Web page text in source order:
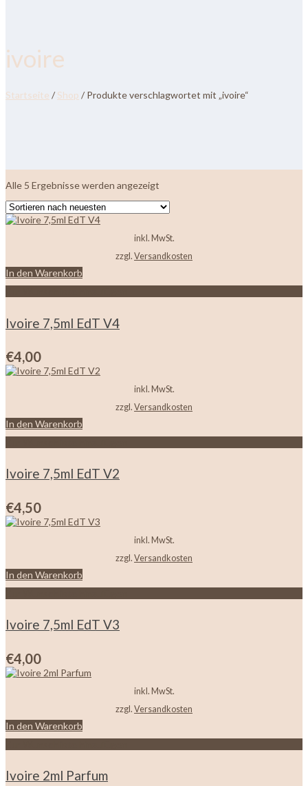
ivoire
Startseite / Shop / Produkte verschlagwortet mit „ivoire“
Alle 5 Ergebnisse werden angezeigt
sortiert
inkl. MwSt.
zzgl. Versandkosten
In den Warenkorb
Ivoire 7,5ml EdT V4
€4,00
inkl. MwSt.
zzgl. Versandkosten
In den Warenkorb
Ivoire 7,5ml EdT V2
€4,50
inkl. MwSt.
zzgl. Versandkosten
In den Warenkorb
Ivoire 7,5ml EdT V3
€4,00
inkl. MwSt.
zzgl. Versandkosten
In den Warenkorb
Ivoire 2ml Parfum